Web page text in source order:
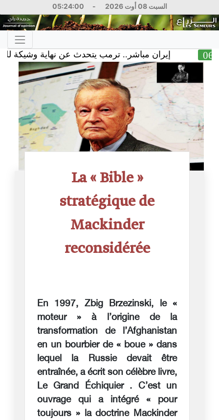
السبت 08 أوت 2026 -
05:24:01
إيران مباشر.. ترمب يتحدث عن نهاية وشيكة للحرب وسط
La « Bible »
stratégique de
Mackinder
reconsidérée
En 1997, Zbig Brzezinski, le «
moteur » à l’origine de la
transformation de l’Afghanistan
en un bourbier de « boue » dans
lequel la Russie devait être
entraînée, a écrit son célèbre livre,
Le Grand Échiquier . C’est un
ouvrage qui a intégré « pour
toujours » la doctrine Mackinder